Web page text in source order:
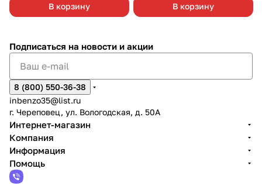
В корзину В корзину
Подписаться на новости и акции
8 (800) 550-36-38
inbenzo35@list.ru
г. Череповец, ул. Вологодская, д. 50А
Интернет-магазин
Компания
Информация
Помощь